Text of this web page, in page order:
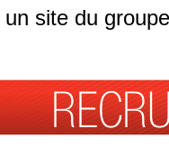
un site du groupe